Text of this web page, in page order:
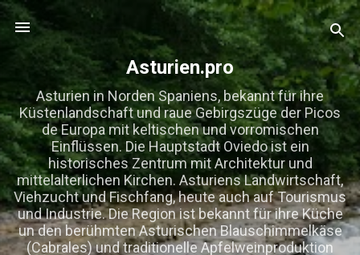
Direkt zum Hauptbereich
Asturien.pro
Asturien in Norden Spaniens, bekannt für ihre
Küstenlandschaft und raue Gebirgszüge der Picos
de Europa mit keltischen und vorromischen
Einflüssen. Die Hauptstadt Oviedo ist ein
historisches Zentrum mit Architektur und
mittelalterlichen Kirchen. Asturiens Landwirtschaft,
Viehzucht und Fischfang, heute auch auf Tourismus
und Industrie. Die Region ist bekannt für ihre Küche
un den berühmten Asturischen Blauschimmelkäse
(Cabrales) und traditionelle Apfelweinproduktion